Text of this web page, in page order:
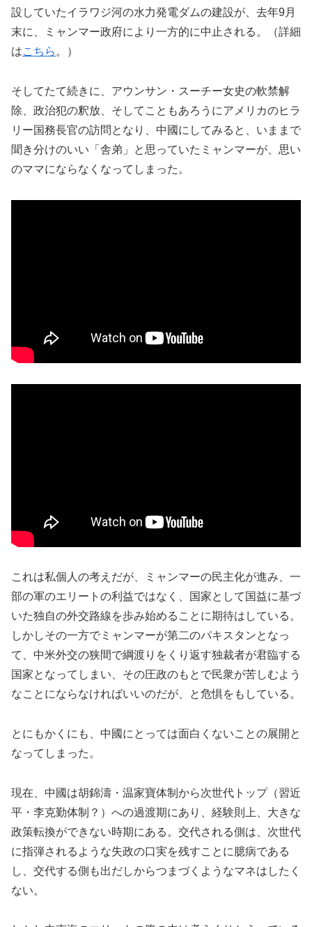
設していたイラワジ河の水力発電ダムの建設が、去年9月
末に、ミャンマー政府により一方的に中止される。（詳細
はこちら 。）
そしてたて続きに、アウンサン・スーチー女史の軟禁解
除、政治犯の釈放、そしてこともあろうにアメリカのヒラ
リー国務長官の訪問となり、中國にしてみると、いままで
聞き分けのいい「舎弟」と思っていたミャンマーが、思い
のママにならなくなってしまった。
これは私個人の考えだが、ミャンマーの民主化が進み、一
部の軍のエリートの利益ではなく、国家として国益に基づ
いた独自の外交路線を歩み始めることに期待はしている。
しかしその一方でミャンマーが第二のパキスタンとなっ
て、中米外交の狭間で綱渡りをくり返す独裁者が君臨する
国家となってしまい、その圧政のもとで民衆が苦しむよう
なことにならなければいいのだが、と危惧をもしている。
とにもかくにも、中國にとっては面白くないことの展開と
なってしまった。
現在、中國は胡錦濤・温家寶体制から次世代トップ（習近
平・李克勤体制？）への過渡期にあり、経験則上、大きな
政策転換ができない時期にある。交代される側は、次世代
に指弾されるような失政の口実を残すことに臆病である
し、交代する側も出だしからつまづくようなマネはしたく
ない。